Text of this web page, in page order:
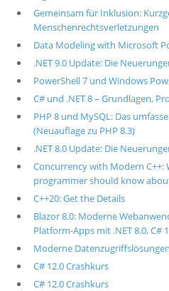
Gemeinsam für Inklusion:
Menschenrechtsverletzungen
Data Modeling with Microsoft
.NET 9.0 Update: Die
PowerShell 7 und Windows
C# und .NET 8 – Grundlagen,
PHP 8 und MySQL: Das
(Neuauflage zu PHP 8.3)
.NET 8.0 Update: Die
Concurrency with Modern C++:
programmer should know
C++20: Get the Details
Blazor 8.0: Moderne
Platform-Apps mit .NET 8.0, C#
Moderne
C# 12.0 Crashkurs
C# 12.0 Crashkurs